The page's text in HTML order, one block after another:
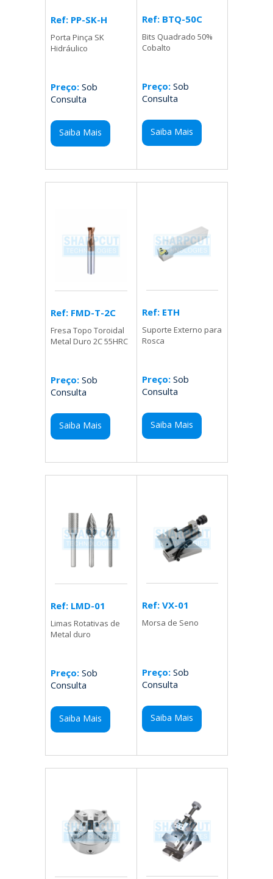
Ref: PP-SK-H
Porta Pinça SK
Hidráulico
Preço: Sob
Consulta
Saiba Mais
Ref: BTQ-50C
Bits Quadrado 50%
Cobalto
Preço:Sob
Consulta
Saiba Mais
Ref: FMD-T-2C
Fresa Topo Toroidal
Metal Duro 2C 55HRC
Preço: Sob
Consulta
Saiba Mais
Ref: ETH
Suporte Externo para
Rosca
Preço:Sob
Consulta
Saiba Mais
Ref: LMD-01
Limas Rotativas de
Metal duro
Preço: Sob
Consulta
Saiba Mais
Ref: VX-01
Morsa de Seno
Preço:Sob
Consulta
Saiba Mais